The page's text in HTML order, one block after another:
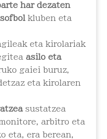
har dezaten
sofbol kluben eta
eta kirolariak
asilo eta
gaiei buruz,
eta kirolaren
sustatzea
arbitro eta
eta, era berean,